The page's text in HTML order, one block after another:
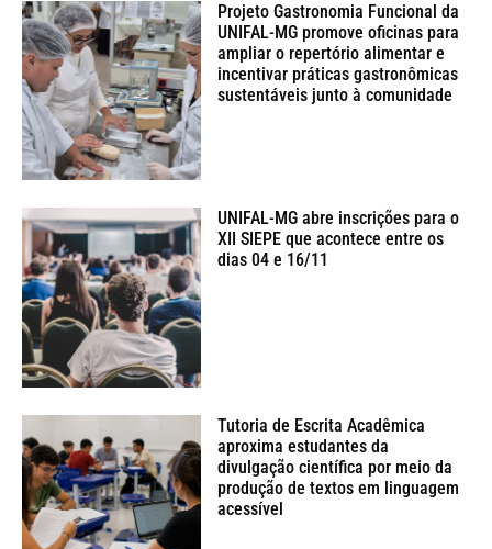
Projeto Gastronomia Funcional da
UNIFAL-MG promove oficinas para
ampliar o repertório alimentar e
incentivar práticas gastronômicas
sustentáveis junto à comunidade
UNIFAL-MG abre inscrições para o
XII SIEPE que acontece entre os
dias 04 e 16/11
Tutoria de Escrita Acadêmica
aproxima estudantes da
divulgação científica por meio da
produção de textos em linguagem
acessível